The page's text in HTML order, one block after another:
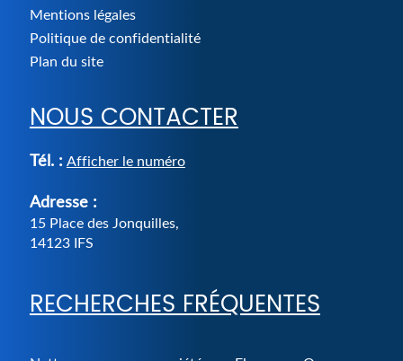
Mentions légales
Politique de confidentialité
Plan du site
NOUS CONTACTER
Tél. : Afficher le numéro
Adresse :
15 Place des Jonquilles,
14123 IFS
RECHERCHES FRÉQUENTES